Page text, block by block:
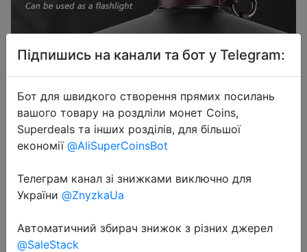
2025-03-19
LiitoKala LF-818 Outdoor camping
lamp long battery life portable
multifunctional retro atmosphere
Підпишись на канали та бот у Telegram:
Бот для швидкого створення прямих посилань
вашого товару на роздліли монет Coins,
Superdeals та інших розділів, для більшої
економії @AliSuperCoinsBot
Телеграм канал зі знижками виключно для
України @ZnyzkaUa
Автоматичний збирач знижок з різних джерел
@SaleStack